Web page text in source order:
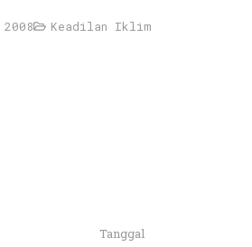
Keadilan Iklim
Tanggal